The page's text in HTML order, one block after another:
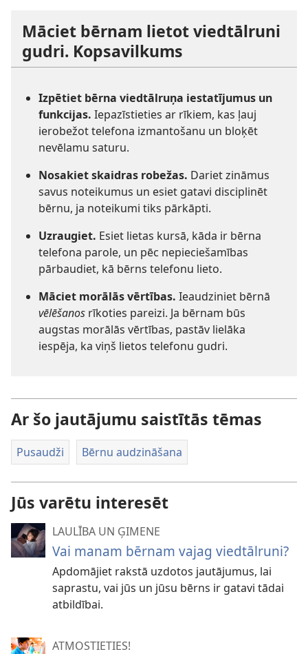
Māciet bērnam lietot viedtālruni
gudri. Kopsavilkums
Izpētiet bērna viedtālruņa iestatījumus un
funkcijas. Iepazīstieties ar rīkiem, kas ļauj
ierobežot telefona izmantošanu un bloķēt
nevēlamu saturu.
Nosakiet skaidras robežas. Dariet zināmus
savus noteikumus un esiet gatavi disciplinēt
bērnu, ja noteikumi tiks pārkāpti.
Uzraugiet. Esiet lietas kursā, kāda ir bērna
telefona parole, un pēc nepieciešamības
pārbaudiet, kā bērns telefonu lieto.
Māciet morālās vērtības. Ieaudziniet bērnā
vēlēšanos rīkoties pareizi. Ja bērnam būs
augstas morālās vērtības, pastāv lielāka
iespēja, ka viņš lietos telefonu gudri.
Ar šo jautājumu saistītās tēmas
Pusaudži Bērnu audzināšana
Jūs varētu interesēt
LAULĪBA UN ĢIMENE
Vai manam bērnam vajag viedtālruni?
Apdomājiet rakstā uzdotos jautājumus, lai
saprastu, vai jūs un jūsu bērns ir gatavi tādai
atbildībai.
ATMOSTIETIES!